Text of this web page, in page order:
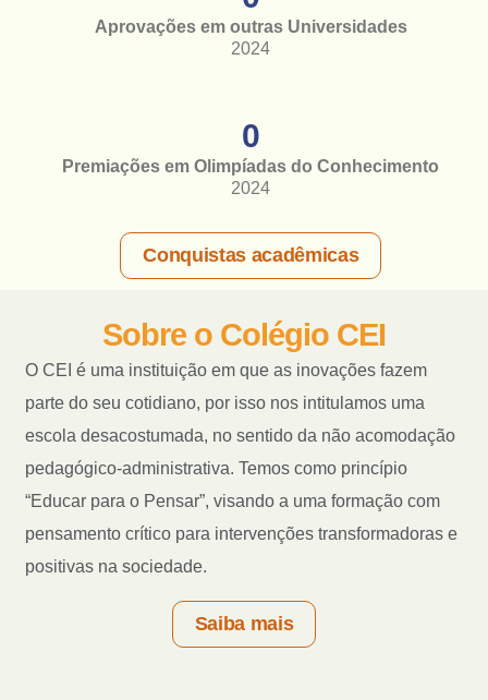
Aprovações em outras Universidades
2024
Premiações em Olimpíadas do Conhecimento
0
2024
Conquistas acadêmicas
Sobre o Colégio CEI
O CEI é uma instituição em que as inovações fazem
parte do seu cotidiano, por isso nos intitulamos uma
escola desacostumada, no sentido da não acomodação
pedagógico-administrativa. Temos como princípio
“Educar para o Pensar”, visando a uma formação com
pensamento crítico para intervenções transformadoras e
positivas na sociedade.
Saiba mais